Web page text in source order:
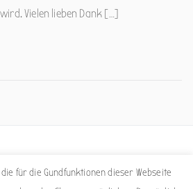
Vielen lieben Dank […]
Facebook
Instagram
für die Gundfunktionen dieser Webseite